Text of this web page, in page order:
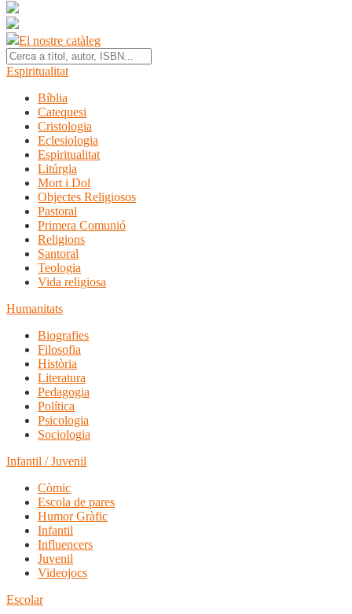
El nostre catàleg
Espiritualitat
Bíblia
Catequesi
Cristologia
Eclesiologia
Espiritualitat
Litúrgia
Mort i Dol
Objectes Religiosos
Pastoral
Primera Comunió
Religions
Santoral
Teologia
Vida religiosa
Humanitats
Biografies
Filosofia
Història
Literatura
Pedagogia
Política
Psicologia
Sociologia
Infantil / Juvenil
Còmic
Escola de pares
Humor Gràfic
Infantil
Influencers
Juvenil
Videojocs
Escolar